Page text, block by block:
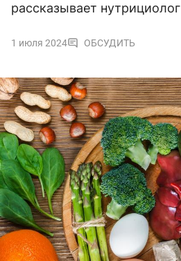
рассказывает нутрициолог
1 июля 2024 ОБСУДИТЬ